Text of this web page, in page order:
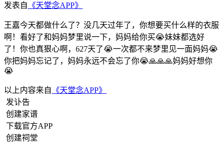
发表自 《天堂念APP》
王嘉今天都做什么了？没几天过年了，你想要买什么样的衣服
啊！看好了和妈妈梦里说一下，妈妈给你买😭妹妹都选好
了！你也真狠心啊，627天了😭一次都不来梦里见一面妈妈😭
你把妈妈忘记了，妈妈永远不会忘了你😭🙏🙏🙏妈妈好想你
😭
以上内容来自 《天堂念APP》
发讣告
创建家谱
下载官方APP
创建祠堂